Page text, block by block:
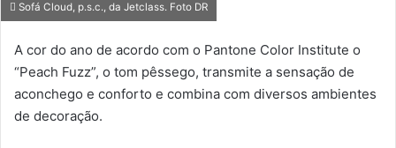
Sofá Cloud, p.s.c., da Jetclass. Foto DR
A cor do ano de acordo com o Pantone Color Institute o
“Peach Fuzz”, o tom pêssego, transmite a sensação de
aconchego e conforto e combina com diversos ambientes
de decoração.